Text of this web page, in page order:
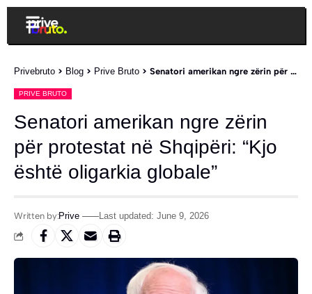
Privebruto > Blog > Prive Bruto > Senatori amerikan ngre zërin për protestat në Shqipëri: “Kjo është oligarkia globale”
PRIVE BRUTO
Senatori amerikan ngre zërin
për protestat në Shqipëri: “Kjo
është oligarkia globale”
Written by:Prive Last updated: June 9, 2026